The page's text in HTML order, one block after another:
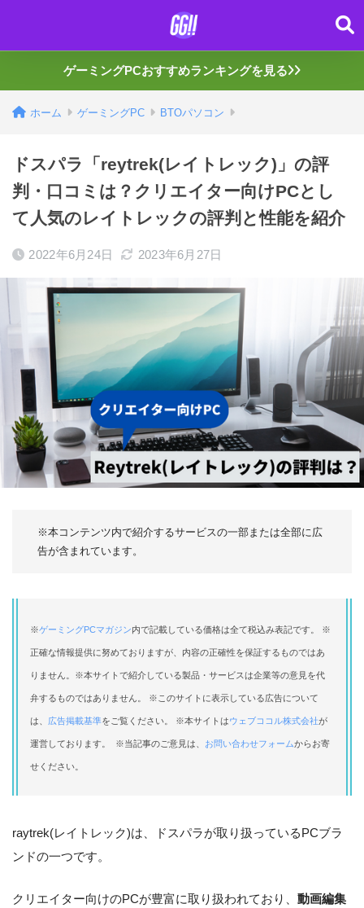
ゲーミングPCおすすめランキングを見る
ホーム ゲーミングPC BTOパソコン
ドスパラ「reytrek(レイトレック)」の評
判・口コミは？クリエイター向けPCとし
て人気のレイトレックの評判と性能を紹介
2022年6月24日 2023年6月27日
※本コンテンツ内で紹介するサービスの一部または全部に広
告が含まれています。
※ゲーミングPCマガジン内で記載している価格は全て税込み表記です。 ※
正確な情報提供に努めておりますが、内容の正確性を保証するものではあ
りません。※本サイトで紹介している製品・サービスは企業等の意見を代
弁するものではありません。 ※このサイトに表示している広告について
は、 広告掲載基準をご覧ください。 ※本サイトはウェブココル株式会社が
運営しております。 ※当記事のご意見は、 お問い合わせフォームからお寄
せください。
raytrek(レイトレック)は、ドスパラが取り扱っているPCブラ
ンドの一つです。
クリエイター向けのPCが豊富に取り扱われており、 動画編集